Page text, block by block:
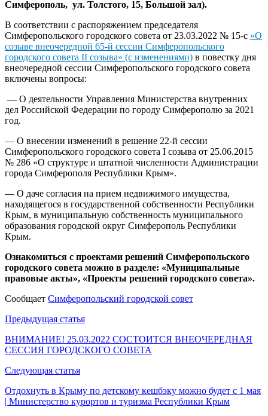
Симферополь, ул. Толстого, 15, Большой зал).
В соответствии с распоряжением председателя
Симферопольского городского совета от 23.03.2022 № 15-с «О
созыве внеочередной 65-й сессии Симферопольского
городского совета II созыва» (c изменениями) в повестку дня
внеочередной сессии Симферопольского городского совета
включены вопросы:
—О деятельности Управления Министерства внутренних
дел Российской Федерации по городу Симферополю за 2021
год.
— О внесении изменений в решение 22-й сессии
Симферопольского городского совета I созыва от 25.06.2015
№ 286 «О структуре и штатной численности Администрации
города Симферополя Республики Крым».
— О даче согласия на прием недвижимого имущества,
находящегося в государственной собственности Республики
Крым, в муниципальную собственность муниципального
образования городской округ Симферополь Республики
Крым.
Ознакомиться с проектами решений Симферопольского
городского совета можно в разделе: «Муниципальные
правовые акты», «Проекты решений городского совета».
Сообщает Симферопольский городской совет
Навигация
по
записям
Предыдущая статья
ВНИМАНИЕ! 25.03.2022 СОСТОИТСЯ ВНЕОЧЕРЕДНАЯ
СЕССИЯ ГОРОДСКОГО СОВЕТА
Следующая статья
Отдохнуть в Крыму по детскому кешбэку можно будет с 1 мая
| Министерство курортов и туризма Республики Крым